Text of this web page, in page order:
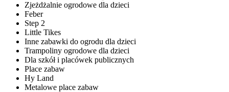
Zjeżdżalnie ogrodowe dla dzieci
Feber
Step 2
Little Tikes
Inne zabawki do ogrodu dla dzieci
Trampoliny ogrodowe dla dzieci
Dla szkół i placówek publicznych
Place zabaw
Hy Land
Metalowe place zabaw